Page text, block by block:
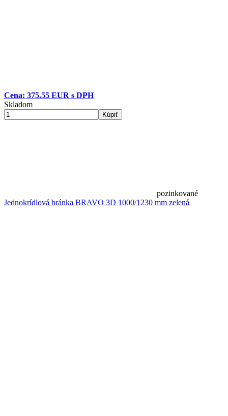
Cena: 375.55 EUR s DPH
Skladom
Kúpiť
pozinkované
Jednokrídlová bránka BRAVO 3D 1000/1230 mm zelená